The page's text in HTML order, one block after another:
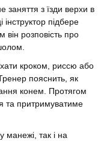
заняття з їзди верхи в
інструктор підбере
він розповість про
кроком, риссю або
пояснить, як
конем. Протягом
та притримуватиме
манежі, так і на